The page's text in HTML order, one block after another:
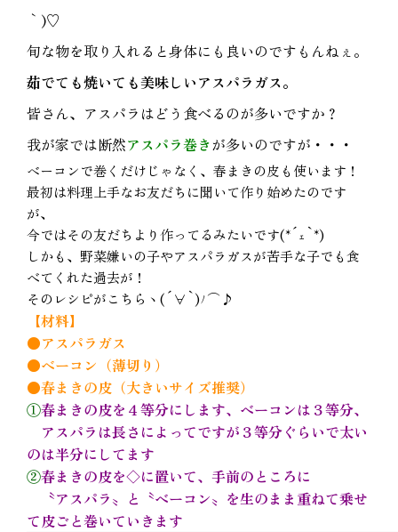
｀)♡
旬な物を取り入れると身体にも良いのですもんねぇ。
茹でても焼いても美味しいアスパラガス。
皆さん、アスパラはどう食べるのが多いですか？
我が家では断然アスパラ巻きが多いのですが・・・
ベーコンで巻くだけじゃなく、春まきの皮も使います！
最初は料理上手なお友だちに聞いて作り始めたのです
が、
今ではその友だちより作ってるみたいです(*´ｪ`*)
しかも、野菜嫌いの子やアスパラガスが苦手な子でも食
べてくれた過去が！
そのレシピがこちらヽ(´∀`)ﾉ⌒♪
【材料】
●アスパラガス
●ベーコン（薄切り）
●春まきの皮（大きいサイズ推奨）
①春まきの皮を４等分にします、ベーコンは３等分、
アスパラは長さによってですが３等分ぐらいで太い
のは半分にしてます
②春まきの皮を◇に置いて、手前のところに
〝アスパラ〟と〝ベーコン〟を生のまま重ねて乗せ
て皮ごと巻いていきます